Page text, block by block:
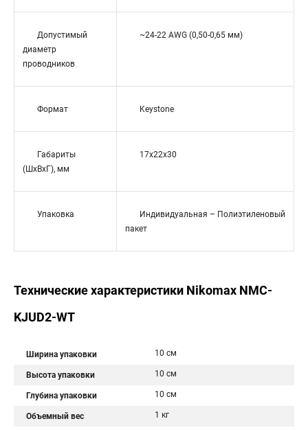
Допустимый
диаметр
проводников
~24-22 AWG (0,50-0,65 мм)
Формат Keystone
Габариты
(ШхВхГ), мм
17х22x30
Упаковка
Индивидуальная – Полиэтиленовый
пакет
Технические характеристики Nikomax NMC-
KJUD2-WT
Ширина упаковки 10 см
Высота упаковки 10 см
Глубина упаковки 10 см
Объемный вес 1 кг